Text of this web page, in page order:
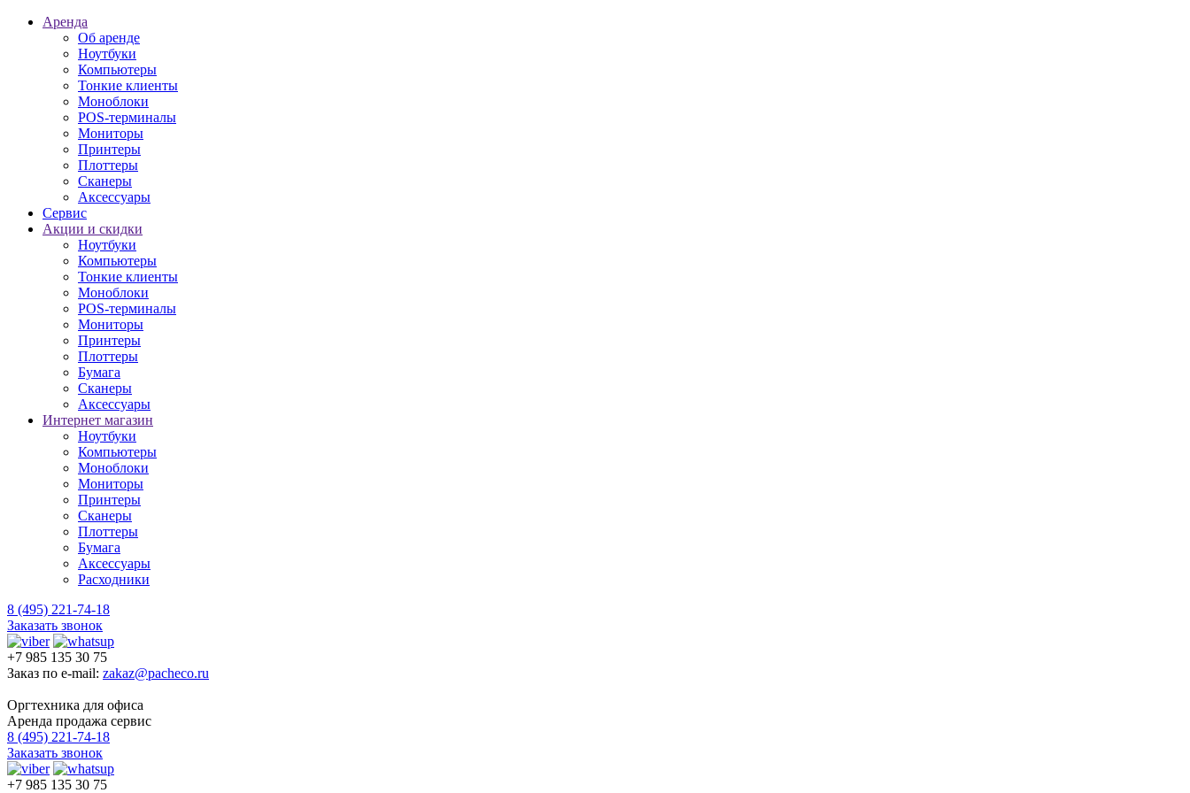
Аренда
Об аренде
Ноутбуки
Компьютеры
Тонкие клиенты
Моноблоки
POS-терминалы
Мониторы
Принтеры
Плоттеры
Сканеры
Аксессуары
Сервис
Акции и скидки
Ноутбуки
Компьютеры
Тонкие клиенты
Моноблоки
POS-терминалы
Мониторы
Принтеры
Плоттеры
Бумага
Сканеры
Аксессуары
Интернет магазин
Ноутбуки
Компьютеры
Моноблоки
Мониторы
Принтеры
Сканеры
Плоттеры
Бумага
Аксессуары
Расходники
8 (495) 221-74-18
Заказать звонок
+7 985 135 30 75
Заказ по e-mail: zakaz@pacheco.ru
Оргтехника для офиса
Аренда продажа сервис
8 (495) 221-74-18
Заказать звонок
+7 985 135 30 75